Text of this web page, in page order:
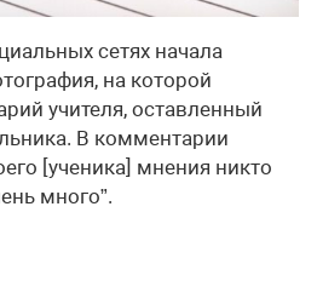
сетях начала
на которой
учителя, оставленный
В комментарии
[ученика] мнения никто
много”.